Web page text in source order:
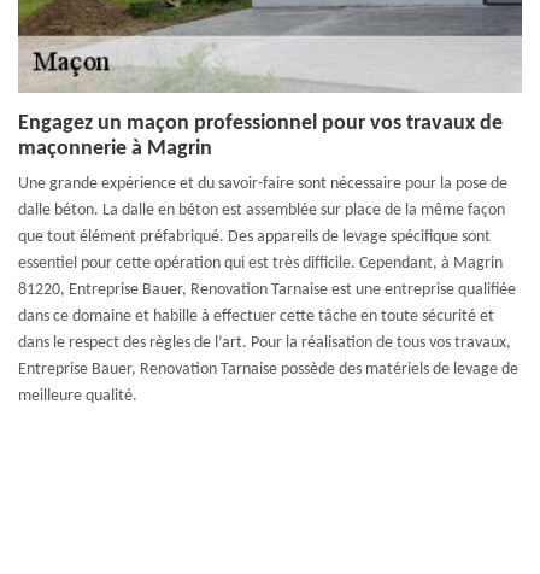
Engagez un maçon professionnel pour vos travaux de
maçonnerie à Magrin
Une grande expérience et du savoir-faire sont nécessaire pour la pose de
dalle béton. La dalle en béton est assemblée sur place de la même façon
que tout élément préfabriqué. Des appareils de levage spécifique sont
essentiel pour cette opération qui est très difficile. Cependant, à Magrin
81220, Entreprise Bauer, Renovation Tarnaise est une entreprise qualifiée
dans ce domaine et habille à effectuer cette tâche en toute sécurité et
dans le respect des règles de l’art. Pour la réalisation de tous vos travaux,
Entreprise Bauer, Renovation Tarnaise possède des matériels de levage de
meilleure qualité.